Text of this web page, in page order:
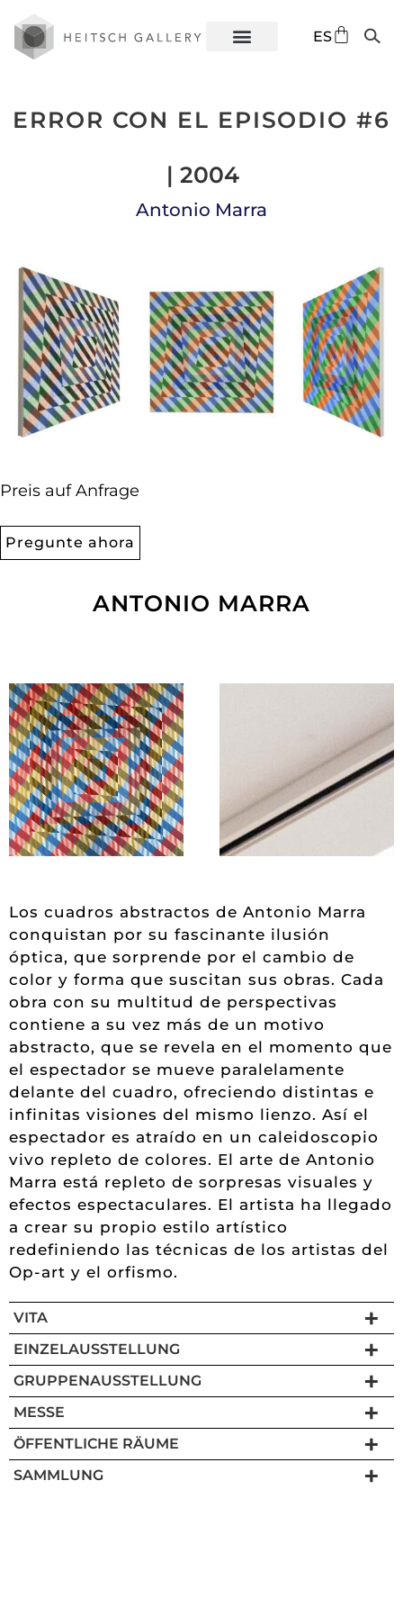
ES
EN
ERROR CON EL EPISODIO #6
| 2004
Antonio Marra
Preis auf Anfrage
Pregunte ahora
ANTONIO MARRA
Los cuadros abstractos de Antonio Marra
conquistan por su fascinante ilusión
óptica, que sorprende por el cambio de
color y forma que suscitan sus obras. Cada
obra con su multitud de perspectivas
contiene a su vez más de un motivo
abstracto, que se revela en el momento que
el espectador se mueve paralelamente
delante del cuadro, ofreciendo distintas e
infinitas visiones del mismo lienzo. Así el
espectador es atraído en un caleidoscopio
vivo repleto de colores. El arte de Antonio
Marra está repleto de sorpresas visuales y
efectos espectaculares. El artista ha llegado
a crear su propio estilo artístico
redefiniendo las técnicas de los artistas del
Op-art y el orfismo.
VITA
EINZELAUSSTELLUNG
GRUPPENAUSSTELLUNG
MESSE
ÖFFENTLICHE RÄUME
SAMMLUNG